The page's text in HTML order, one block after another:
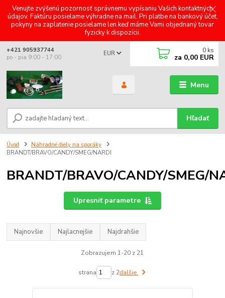
Venujte zvýšenú pozornosť správnemu vypísaniu Vašich kontaktných
údajov. Faktúru posielame výhradne na mail. Pri platbe na bankový účet,
pokyny na zaplatenie posielame len keď máme Vami objednaný tovar
fyzicky k dispozícii.
Menu
EUR
Hľadať
+421 905937744
po - pia 9:00 - 17:00
0 ks
za 0,00 EUR
Úvod
Náhradné diely na sporáky
BRANDT/BRAVO/CANDY/SMEG/NARDI
BRANDT/BRAVO/CANDY/SMEG/
Upresniť parametre
Najnovšie Najlacnejšie Najdrahšie
Zobrazujem 1-20 z 21
strana z 2ďalšie